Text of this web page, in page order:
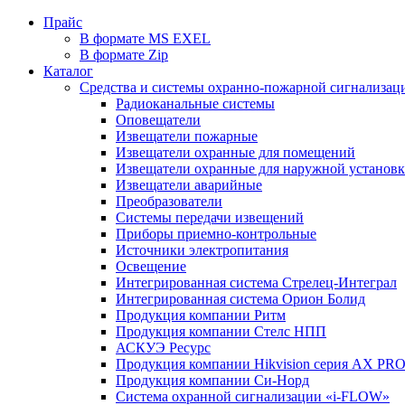
Прайс
В формате MS EXEL
В формате Zip
Каталог
Средства и системы охранно-пожарной
Радиоканальные системы
Оповещатели
Извещатели пожарные
Извещатели охранные для помещений
Извещатели охранные для наружной
Извещатели аварийные
Преобразователи
Системы передачи извещений
Приборы приемно-контрольные
Источники электропитания
Освещение
Интегрированная система Стрелец-Интеграл
Интегрированная система Орион Болид
Продукция компании Ритм
Продукция компании Стелс НПП
АСКУЭ Ресурс
Продукция компании Hikvision серия AX PRO
Продукция компании Си-Норд
Система охранной сигнализации «i-FLOW»